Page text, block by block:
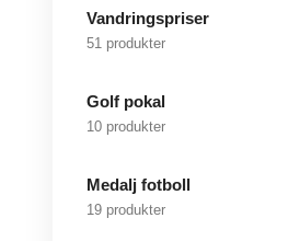
Vandringspriser
51 produkter
Golf pokal
10 produkter
Medalj fotboll
19 produkter